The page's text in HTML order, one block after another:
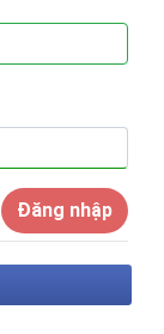
Đăng nhập